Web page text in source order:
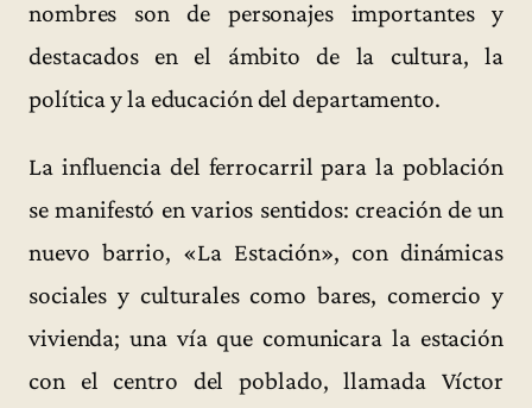
nombres son de personajes importantes y
destacados en el ámbito de la cultura, la
política y la educación del departamento.
La influencia del ferrocarril para la población
se manifestó en varios sentidos: creación de un
nuevo barrio, «La Estación», con dinámicas
sociales y culturales como bares, comercio y
vivienda; una vía que comunicara la estación
con el centro del poblado, llamada Víctor